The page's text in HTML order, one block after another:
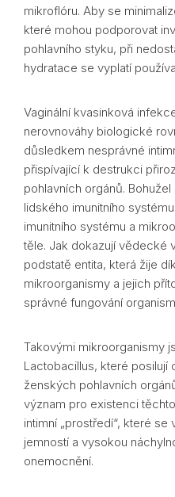
mikroflóru. Aby se
které mohou podporovat
pohlavního styku, při
hydratace se vyplatí
Vaginální kvasinková
nerovnováhy biologické
důsledkem nesprávné
přispívající k destrukci
pohlavních orgánů.
lidského imunitního
imunitního systému a
těle. Jak dokazují vědecké
podstatě entita, která žije
mikroorganismy a jejich
správné fungování
Takovými mikroorganismy
Lactobacillus, které posilují
ženských pohlavních
význam pro existenci
intimní „prostředí“, které
jemností a vysokou
onemocnění.